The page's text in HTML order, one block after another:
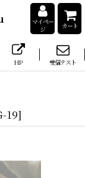
マイペー
ジ
カート
HP 受信テスト
19]